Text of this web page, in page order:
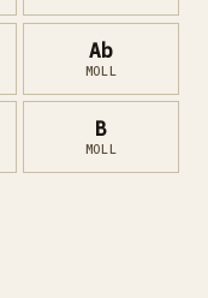
Ab
MOLL
B
MOLL